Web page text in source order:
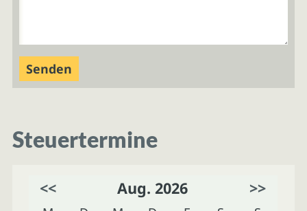
Steuertermine
<< Aug. 2026 >>